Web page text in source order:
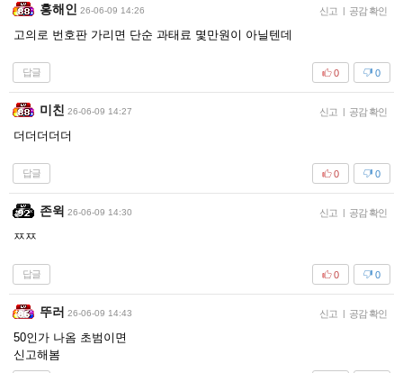
홍해인 26-06-09 14:26 신고 | 공감 확인
고의로 번호판 가리면 단순 과태료 몇만원이 아닐텐데
답글 0
0
미친 26-06-09 14:27 신고 | 공감 확인
더더더더더
답글 0
0
존윅 26-06-09 14:30 신고 | 공감 확인
ㅉㅉ
답글 0
0
뚜러 26-06-09 14:43 신고 | 공감 확인
50인가 나옴 초범이면
신고해봄